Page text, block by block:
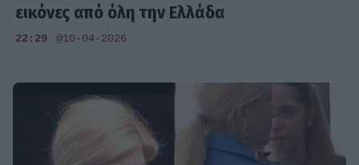
εικόνες από όλη την Ελλάδα
22:29 @10-04-2026